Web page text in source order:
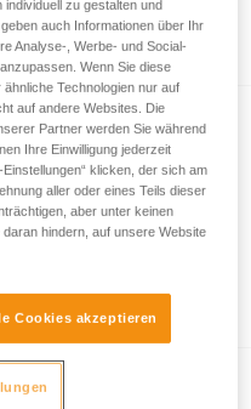
eines
individuell zu gestalten und
auch Informationen über Ihr
Analyse-, Werbe- und Social-
Wenn Sie diese
Technologien nur auf
auf andere Websites. Die
Partner werden Sie während
Ihre Einwilligung jederzeit
klicken, der sich am
aller oder eines Teils dieser
aber unter keinen
hindern, auf unsere Website
Cookies akzeptieren